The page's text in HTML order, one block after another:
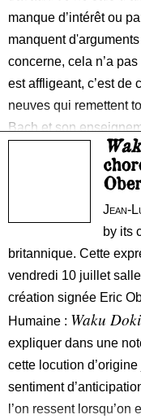
manque d’intérêt ou
manquent
concerne, cela n’a
est affligeant, c’est de
neuves qui remettent
Bach et son
Jean-
by its
britannique. Cette
vendredi 10 juillet
création signée Eric
Humaine : Waku Doki
expliquer dans une
cette locution
sentiment
l’on ressent lorsqu’on